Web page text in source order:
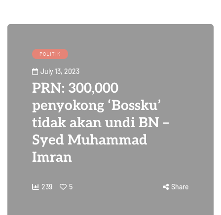
POLITIK
July 13, 2023
PRN: 300,000
penyokong ‘Bossku’
tidak akan undi BN –
Syed Muhammad
Imran
239 5 Share